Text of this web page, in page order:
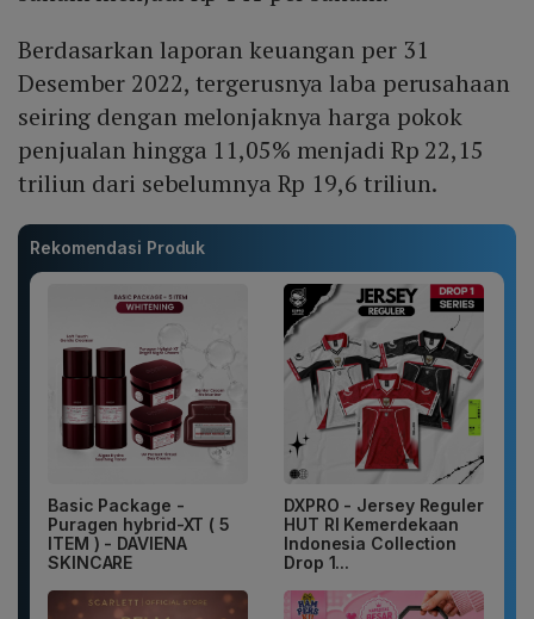
Berdasarkan laporan keuangan per 31
Desember 2022, tergerusnya laba perusahaan
seiring dengan melonjaknya harga pokok
penjualan hingga 11,05% menjadi Rp 22,15
triliun dari sebelumnya Rp 19,6 triliun.
Rekomendasi Produk
Basic Package -
Puragen hybrid-XT ( 5
ITEM ) - DAVIENA
SKINCARE
DXPRO - Jersey Reguler
HUT RI Kemerdekaan
Indonesia Collection
Drop 1...